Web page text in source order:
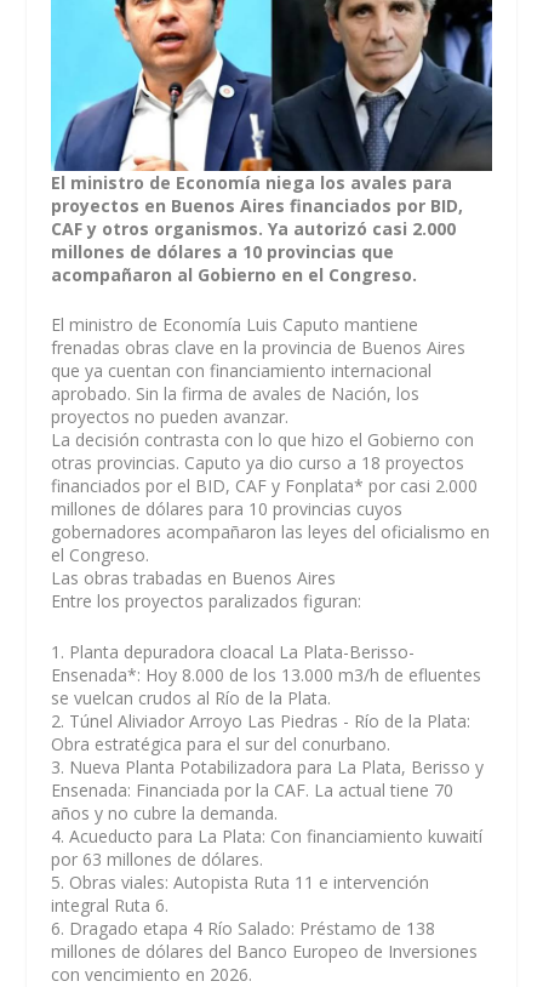
El ministro de Economía niega los avales para
proyectos en Buenos Aires financiados por BID,
CAF y otros organismos. Ya autorizó casi 2.000
millones de dólares a 10 provincias que
acompañaron al Gobierno en el Congreso.
El ministro de Economía Luis Caputo mantiene
frenadas obras clave en la provincia de Buenos Aires
que ya cuentan con financiamiento internacional
aprobado. Sin la firma de avales de Nación, los
proyectos no pueden avanzar.
La decisión contrasta con lo que hizo el Gobierno con
otras provincias. Caputo ya dio curso a 18 proyectos
financiados por el BID, CAF y Fonplata* por casi 2.000
millones de dólares para 10 provincias cuyos
gobernadores acompañaron las leyes del oficialismo en
el Congreso.
Las obras trabadas en Buenos Aires
Entre los proyectos paralizados figuran:
1. Planta depuradora cloacal La Plata-Berisso-
Ensenada*: Hoy 8.000 de los 13.000 m3/h de efluentes
se vuelcan crudos al Río de la Plata.
2. Túnel Aliviador Arroyo Las Piedras - Río de la Plata:
Obra estratégica para el sur del conurbano.
3. Nueva Planta Potabilizadora para La Plata, Berisso y
Ensenada: Financiada por la CAF. La actual tiene 70
años y no cubre la demanda.
4. Acueducto para La Plata: Con financiamiento kuwaití
por 63 millones de dólares.
5. Obras viales: Autopista Ruta 11 e intervención
integral Ruta 6.
6. Dragado etapa 4 Río Salado: Préstamo de 138
millones de dólares del Banco Europeo de Inversiones
con vencimiento en 2026.